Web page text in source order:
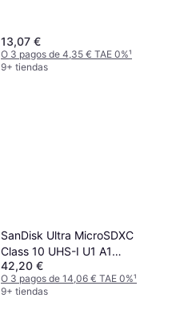
13,07 €
O 3 pagos de 4,35 € TAE 0%¹
9+ tiendas
SanDisk Ultra MicroSDXC
Class 10 UHS-I U1 A1
150MB/s 256GB
42,20 €
O 3 pagos de 14,06 € TAE 0%¹
9+ tiendas